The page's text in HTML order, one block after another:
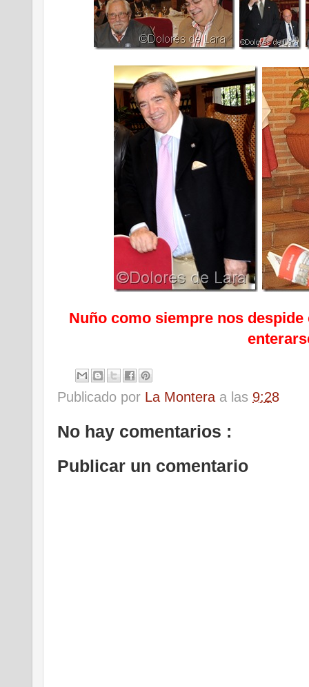
Nuño como siempre nos
Publicado por La Montera a las 9:28
No hay comentarios :
Publicar un comentario